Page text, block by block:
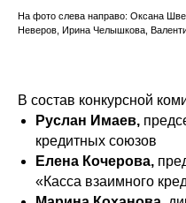
На фото слева направо: Оксана
Неверов, Ирина Челышкова,
В состав конкурсной
Руслан Имаев,
кредитных союзов
Елена Кочерова,
«Касса взаимного